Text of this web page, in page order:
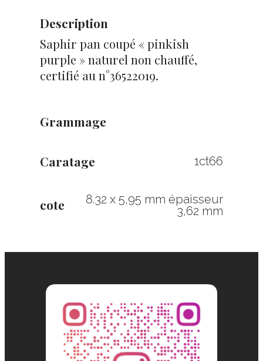
Description
Saphir pan coupé « pinkish
purple » naturel non chauffé,
certifié au n°36522019.
Grammage
Caratage 1ct66
cote
8.32 x 5,95 mm épaisseur
3,62 mm